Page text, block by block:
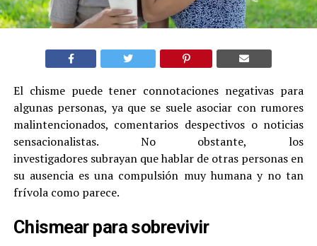
El chisme puede tener connotaciones negativas para
algunas personas, ya que se suele asociar con rumores
malintencionados, comentarios despectivos o noticias
sensacionalistas. No obstante, los
investigadores subrayan que hablar de otras personas en
su ausencia es una compulsión muy humana y no tan
frívola como parece.
Chismear para sobrevivir